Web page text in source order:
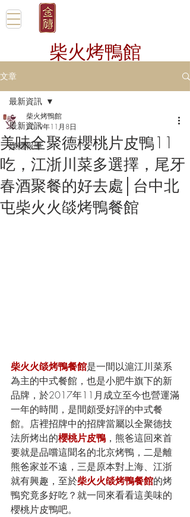
柴火烤鴨館
文章
最新資訊
媒體報導
最新資訊
美味全聚德櫻桃片皮鴨11
吃，江浙川菜多選擇，尾牙
春酒聚餐的好去處│台中北
屯柴火火燄烤鴨餐館
柴火烤鴨館
2019年11月8日
柴火火燄烤鴨餐館是一間以滬江川菜系
為主的中式餐館，也是小肥牛旗下的新
品牌，於2017年11月成立至今也營運滿
一年的時間，是間頗受好評的中式餐
館。店裡招牌中的招牌當屬以全聚德技
法所烤出的櫻桃片皮鴨 ，熊爸這回來首
要就是品嚐這聞名的北京烤鴨，二是離
熊爸家並不遠，三是原本對上海、江浙
就有興趣，至於柴火火燄烤鴨餐館的烤
鴨究竟多好吃？就一同來看看這美味的
櫻桃片皮鴨吧。